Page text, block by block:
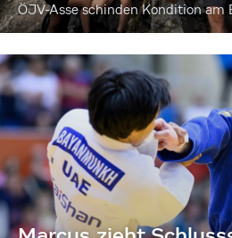
ÖJV-Asse schinden Kondition am